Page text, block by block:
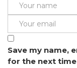
Save my name,
for the next